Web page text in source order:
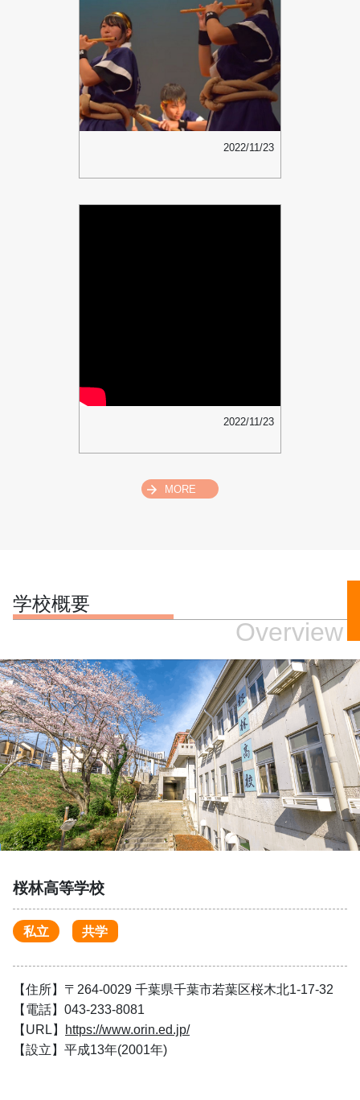
2022/11/23
2022/11/23
MORE
学校概要
Overview
桜林高等学校
私立 共学
【住所】〒264-0029 千葉県千葉市若葉区桜木北1-17-32
【電話】043-233-8081
【URL】
https://www.orin.ed.jp/
【設立】平成13年(2001年)